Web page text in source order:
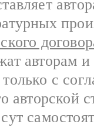
авторам
с
авторской